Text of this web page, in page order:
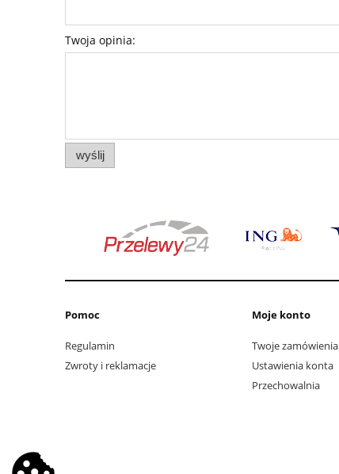
Twoja opinia:
wyślij
Pomoc
Regulamin
Zwroty i reklamacje
Moje konto
Twoje zamówienia
Ustawienia konta
Przechowalnia